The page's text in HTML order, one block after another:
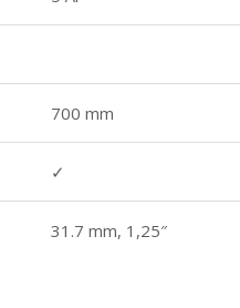
700 mm
✓
31.7 mm, 1,25″